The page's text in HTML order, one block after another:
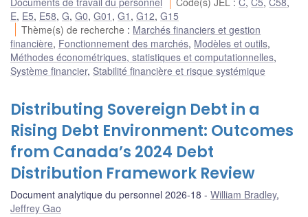
E, E5, E58, G, G0, G01 , G1 , G12, G15
Thème(s) de recherche : Marchés financiers et gestion
financière, Fonctionnement des marchés, Modèles et outils,
Méthodes économétriques, statistiques et computationnelles,
Système financier, Stabilité financière et risque systémique
Distributing Sovereign Debt in a
Rising Debt Environment: Outcomes
from Canada’s 2024 Debt
Distribution Framework Review
Document analytique du personnel 2026-18 William Bradley,
Jeffrey Gao